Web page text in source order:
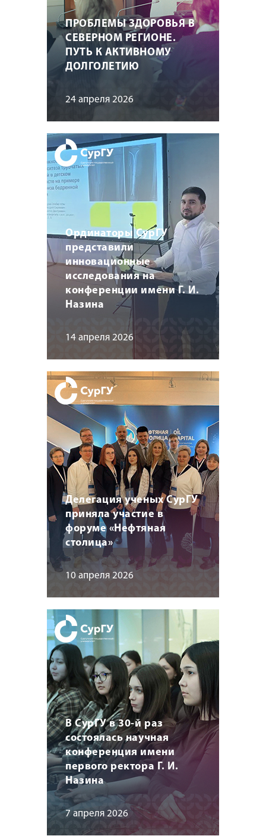
ПРОБЛЕМЫ ЗДОРОВЬЯ В
СЕВЕРНОМ РЕГИОНЕ.
ПУТЬ К АКТИВНОМУ
ДОЛГОЛЕТИЮ
24 апреля 2026
Ординаторы СурГУ
представили
инновационные
исследования на
конференции имени Г. И.
Назина
14 апреля 2026
Делегация ученых СурГУ
приняла участие в
форуме «Нефтяная
столица»
10 апреля 2026
В СурГУ в 30-й раз
состоялась научная
конференция имени
первого ректора Г. И.
Назина
7 апреля 2026